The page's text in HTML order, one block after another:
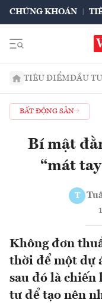
CHỨNG KHOÁN
TIÊU ĐIỂMĐẦU TƯ
BẤT ĐỘNG SẢN
Bí mật
“mát
T
Không đơn
thời để một dự
sau đó là chiến
tư để tạo nên